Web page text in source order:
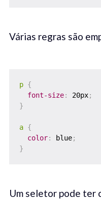
Várias regras são
p {
font-size: 20px;
}
a {
color: blue;
}
Um seletor pode ter